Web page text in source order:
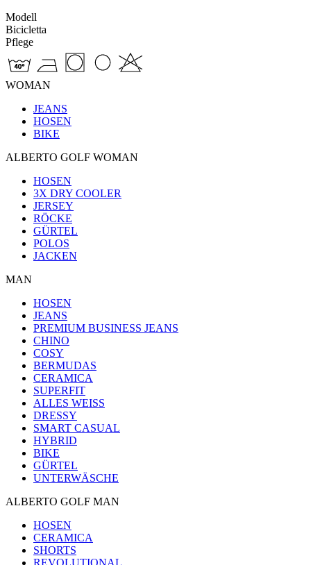
Modell
Bicicletta
Pflege
WOMAN
JEANS
HOSEN
BIKE
ALBERTO GOLF WOMAN
HOSEN
3X DRY COOLER
JERSEY
RÖCKE
GÜRTEL
POLOS
JACKEN
MAN
HOSEN
JEANS
PREMIUM BUSINESS JEANS
CHINO
COSY
BERMUDAS
CERAMICA
SUPERFIT
ALLES WEISS
DRESSY
SMART CASUAL
HYBRID
BIKE
GÜRTEL
UNTERWÄSCHE
ALBERTO GOLF MAN
HOSEN
CERAMICA
SHORTS
REVOLUTIONAL